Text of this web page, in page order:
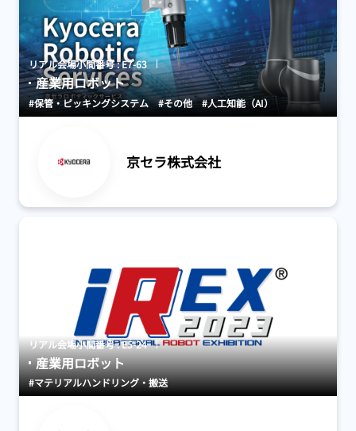
リアル会場小間番号 : E7-63
産業用ロボット
#保管・ピッキングシステム #その他 #人工知能（AI）
京セラ株式会社
リアル会場小間番号 : E5-24
産業用ロボット
#マテリアルハンドリング・搬送